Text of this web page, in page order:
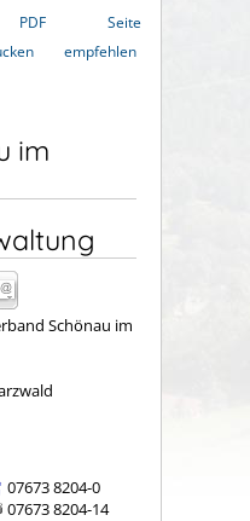
PDF
Seite
empfehlen
im
Schönau im
07673 8204-0
07673 8204-14